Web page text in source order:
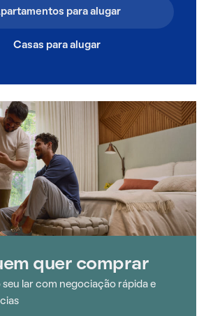
para alugar
Casas para alugar
quer comprar
lar com negociação rápida e